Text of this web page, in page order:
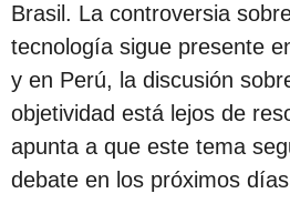
Brasil. La controversia
tecnología sigue presente
y en Perú, la discusión
objetividad está lejos de
apunta a que este tema
debate en los próximos